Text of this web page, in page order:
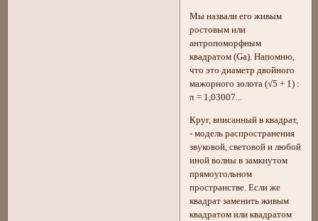
Мы назвали его живым
ростовым или
антропоморфным
квадратом (Gа). Напомню,
что это диаметр двойного
мажорного золота (√5 + 1) :
π = 1,03007...
Круг, вписанный в квадрат,
- модель распространения
звуковой, световой и любой
иной волны в замкнутом
прямоугольном
пространстве. Если же
квадрат заменить живым
квадратом или квадратом